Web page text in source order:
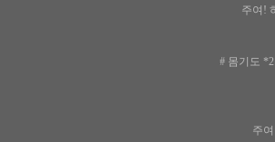
주여!
# 몸기도
주